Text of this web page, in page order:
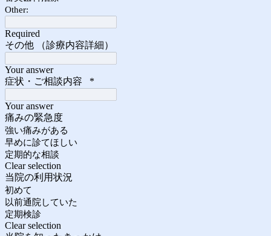
Other:
Required
その他 （診療内容詳細）
Your answer
症状・ご相談内容 *
Your answer
痛みの緊急度
強い痛みがある
早めに診てほしい
定期的な相談
Clear selection
当院の利用状況
初めて
以前通院していた
定期検診
Clear selection